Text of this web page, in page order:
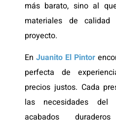
más barato, sino al
materiales de
proyecto.
En Juanito El Pintor
perfecta de
precios justos. Cada
las necesidades del
acabados